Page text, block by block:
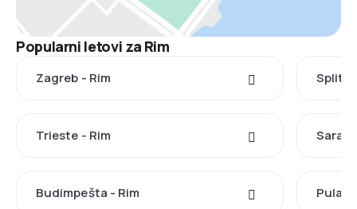
Popularni letovi za Rim
Zagreb - Rim Split -
Trieste - Rim
Budimpešta - Rim Pula -